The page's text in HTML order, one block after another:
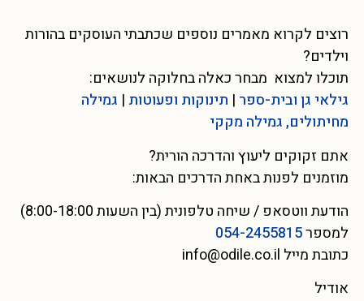
רוצים לקרוא מאמרים נוספים שכתבתי העוסקים בהורות
וילדים?
תוכלו למצוא מבחר כאלה בחלוקה לנושאים:
גילאי גן ובית-ספר | תינוקות ופעוטות | גמילה
מחיתולים, גמילה מקקי
אתם זקוקים ליעוץ והדרכה הורית?
מוזמנים לפנות באחת הדרכים הבאות:
הודעת ווטסאפ / שיחה טלפונית (בין השעות 8:00-18:00)
למספר054-2455815
כתובת מייל info@odile.co.il
אודיל